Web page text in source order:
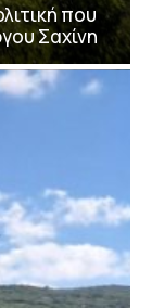
που
Σαχίνη